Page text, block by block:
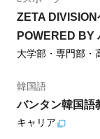
ZETA
POWERED BY
大学部・専門部・
韓国語
バンタン韓国語
キャリア